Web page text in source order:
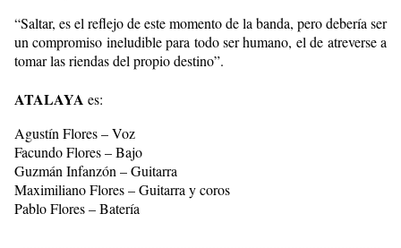
“Saltar, es el reflejo de este momento de la banda, pero debería ser
un compromiso ineludible para todo ser humano, el de atreverse a
tomar las riendas del propio destino”.
ATALAYA es:
Agustín Flores – Voz
Facundo Flores – Bajo
Guzmán Infanzón – Guitarra
Maximiliano Flores – Guitarra y coros
Pablo Flores – Batería